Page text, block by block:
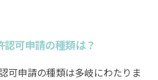
可申請の種類は？
可申請の種類は多岐にわたりま